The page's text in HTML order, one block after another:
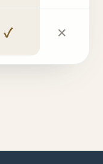
✓ ✕